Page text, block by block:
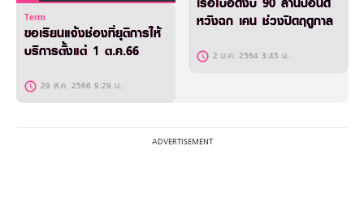
Term
ขอเรียนแจ้งช่องที่ยุติการให้
บริการตั้งแต่ 1 ต.ค.66
29 ส.ค. 2566 9:29 น.
หวังฉก เคน ช่วงปิดฤดูกาล
2 ม.ค. 2564 3:45 น.